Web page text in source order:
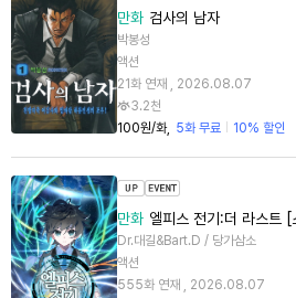
만화 검사의 남자
박봉성
액션
21화 연재 , 2026.08.07
3.2천
100원/화
5화 무료 10% 할인
만화 엘피스 전기:더 라스트 [
Dr.대길&Bart.D / 당가삼소
액션
555화 연재 , 2026.08.07